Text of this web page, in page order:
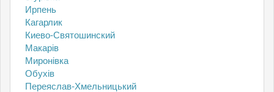
Ирпень
Кагарлик
Киево-Святошинский
Макарів
Миронівка
Обухів
Переяслав-Хмельницький